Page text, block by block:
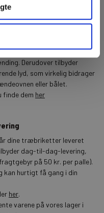
en jævn forbrænding ved
brænde variere meget i
tørret pejsebrænde er mere
kræver det en korrekt
Derudover tilbyder
lyd, som virkelig bidrager
eller bålet.
finde dem her
dine træbriketter leveret
dag-til-dag-levering,
på 50 kr. per palle).
kan hurtigt få gang i din
her.
varene på vores lager i